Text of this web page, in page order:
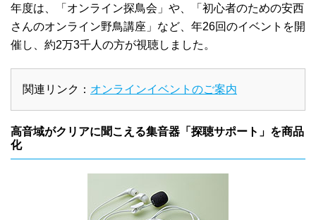
年度は、「オンライン探鳥会」や、「初心者のための安西
さんのオンライン野鳥講座」など、年26回のイベントを開
催し、約2万3千人の方が視聴しました。
関連リンク： オンラインイベントのご案内
高音域がクリアに聞こえる集音器「探聴サポート」を商品
化